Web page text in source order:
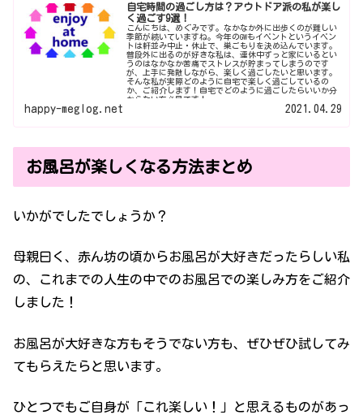
自宅時間の過ごし方は？アウトドア派の私が楽し
く過ごす9選！
こんにちは、めぐみです。なかなか外に出歩くのが難しい
季節が続いていますね。今年のGWもイベントというイベン
トは軒並み中止・休止で、巣ごもりを決め込んでいます。
普段外に出るのが好きな私は、連休中ずっと家にいるとい
うのはなかなか苦痛でストレスが貯まってしまうのです
が、上手に発散しながら、楽しく過ごしたいと思います。
そんな私が実際どのように自宅で楽しく過ごしているの
か、ご紹介します！自宅でどのように過ごしたらいいか分
からない方必見です！
happy-meglog.net 2021.04.29
お風呂が楽しくなる方法まとめ
いかがでしたでしょうか？
母親曰く、赤ん坊の頃からお風呂が大好きだったらしい私
の、これまでの人生の中でのお風呂での楽しみ方をご紹介
しました！
お風呂が大好きな方もそうでない方も、ぜひぜひ試してみ
てもらえたらと思います。
ひとつでもご自身が「これ楽しい！」と思えるものがあっ